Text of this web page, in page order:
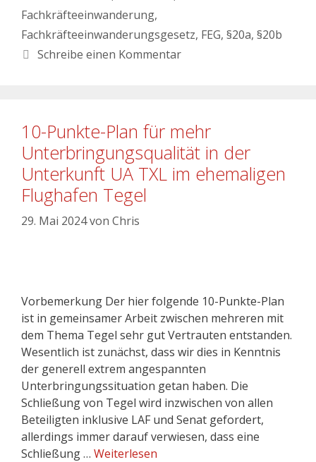
Fachkräfteeinwanderung,
Fachkräfteeinwanderungsgesetz, FEG, §20a, §20b
Schreibe einen Kommentar
10-Punkte-Plan für mehr
Unterbringungsqualität in der
Unterkunft UA TXL im ehemaligen
Flughafen Tegel
29. Mai 2024von Chris
Vorbemerkung Der hier folgende 10-Punkte-Plan
ist in gemeinsamer Arbeit zwischen mehreren mit
dem Thema Tegel sehr gut Vertrauten entstanden.
Wesentlich ist zunächst, dass wir dies in Kenntnis
der generell extrem angespannten
Unterbringungssituation getan haben. Die
Schließung von Tegel wird inzwischen von allen
Beteiligten inklusive LAF und Senat gefordert,
allerdings immer darauf verwiesen, dass eine
Schließung … Weiterlesen